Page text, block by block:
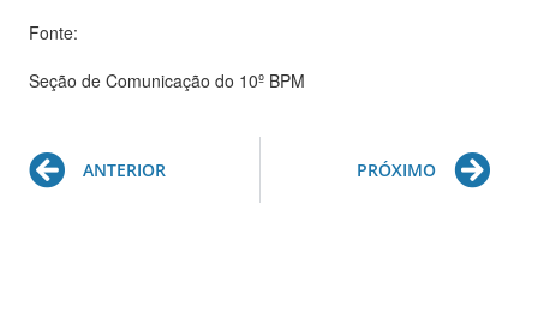
Fonte:
Seção de Comunicação do 10º BPM
Prev
ANTERIOR PRÓXIMO